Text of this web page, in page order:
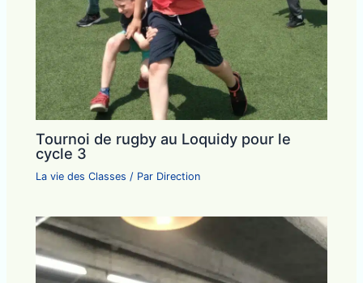
Tournoi de rugby au Loquidy pour le
cycle 3
La vie des Classes / Par Direction